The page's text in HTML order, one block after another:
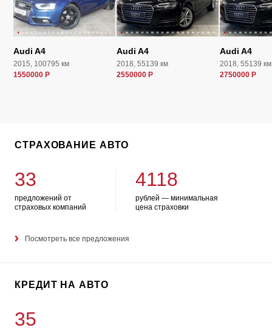
Audi A4
2015, 100795 км
1550000 Р
Audi A4
2018, 55139 км
2550000 Р
Audi A4
2018, 55139 км
2750000 Р
СТРАХОВАНИЕ АВТО
33
предложений от
страховых компаний
4118
рублей — минимальная
цена страховки
Посмотреть все предложения
КРЕДИТ НА АВТО
35